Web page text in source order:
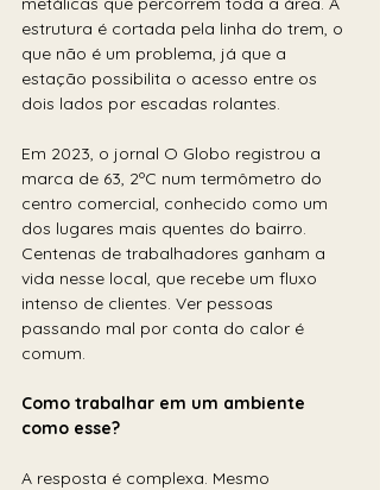
estrutura é cortada pela linha do trem, o
que não é um problema, já que a
estação possibilita o acesso entre os
dois lados por escadas rolantes.
Em 2023, o jornal O Globo registrou a
marca de 63, 2ºC num termômetro do
centro comercial, conhecido como um
dos lugares mais quentes do bairro.
Centenas de trabalhadores ganham a
vida nesse local, que recebe um fluxo
intenso de clientes. Ver pessoas
passando mal por conta do calor é
comum.
Como trabalhar em um ambiente
como esse?
A resposta é complexa. Mesmo